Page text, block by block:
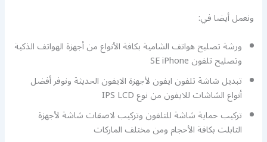
ونعمل أيضا في:
ورشة تصليح هواتف الشامية بكافة الأنواع من أجهزة الهواتف الذكية
وتصليح تلفون SE iPhone
تبديل شاشة تلفون ايفون لأجهزة الايفون الحديثة ونوفر أفضل
أنواع الشاشات للايفون من نوع IPS LCD
تركيب حماية شاشة للتلفون وتركيب لاصقات شاشة لأجهزة
التابلت بكافة الأحجام ومن مختلف الماركات